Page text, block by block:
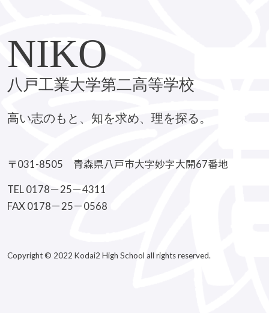
NIKO
八戸工業大学第二高等学校
高い志のもと、知を求め、理を探る。
〒031-8505 青森県八戸市大字妙字大開67番地
TEL 0178－25－4311
FAX 0178－25－0568
Copyright © 2022 Kodai2 High School all rights reserved.